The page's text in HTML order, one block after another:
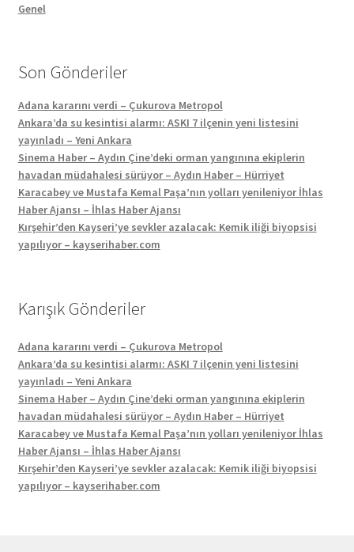
Genel
Son Gönderiler
Adana kararını verdi – Çukurova Metropol
Ankara’da su kesintisi alarmı: ASKI 7 ilçenin yeni listesini
yayınladı – Yeni Ankara
Sinema Haber – Aydın Çine’deki orman yangınına ekiplerin
havadan müdahalesi sürüyor – Aydın Haber – Hürriyet
Karacabey ve Mustafa Kemal Paşa’nın yolları yenileniyor İhlas
Haber Ajansı – İhlas Haber Ajansı
Kırşehir’den Kayseri’ye sevkler azalacak: Kemik iliği biyopsisi
yapılıyor – kayserihaber.com
Karışık Gönderiler
Adana kararını verdi – Çukurova Metropol
Ankara’da su kesintisi alarmı: ASKI 7 ilçenin yeni listesini
yayınladı – Yeni Ankara
Sinema Haber – Aydın Çine’deki orman yangınına ekiplerin
havadan müdahalesi sürüyor – Aydın Haber – Hürriyet
Karacabey ve Mustafa Kemal Paşa’nın yolları yenileniyor İhlas
Haber Ajansı – İhlas Haber Ajansı
Kırşehir’den Kayseri’ye sevkler azalacak: Kemik iliği biyopsisi
yapılıyor – kayserihaber.com